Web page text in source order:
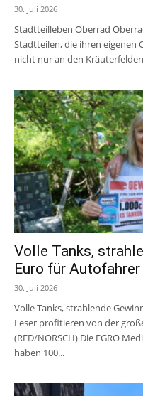
30. Juli 2026
Stadtteilleben Oberrad
Stadtteilen, die ihren eigenen
nicht nur an den
Volle Tanks,
Euro für Autofahrer
30. Juli 2026
Volle Tanks, strahlende
Leser profitieren von der
(RED/NORSCH) Die EGRO
haben 100...